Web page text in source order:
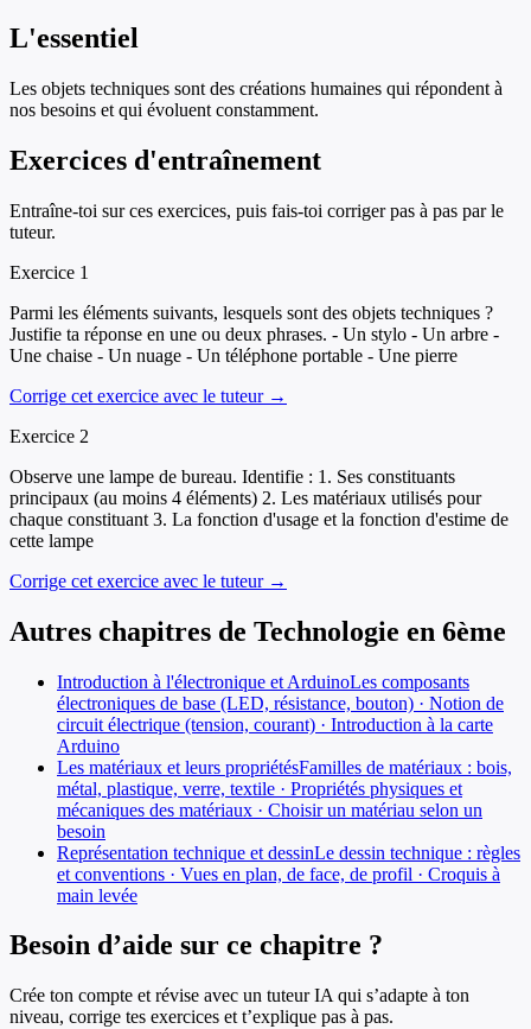
L'essentiel
Les objets techniques sont des créations humaines qui répondent à
nos besoins et qui évoluent constamment.
Exercices d'entraînement
Entraîne-toi sur ces exercices, puis fais-toi corriger pas à pas par le
tuteur.
Exercice 1
Parmi les éléments suivants, lesquels sont des objets techniques ?
Justifie ta réponse en une ou deux phrases. - Un stylo - Un arbre -
Une chaise - Un nuage - Un téléphone portable - Une pierre
Corrige cet exercice avec le tuteur →
Exercice 2
Observe une lampe de bureau. Identifie : 1. Ses constituants
principaux (au moins 4 éléments) 2. Les matériaux utilisés pour
chaque constituant 3. La fonction d'usage et la fonction d'estime de
cette lampe
Corrige cet exercice avec le tuteur →
Autres chapitres de Technologie en 6ème
Introduction à l'électronique et ArduinoLes composants
électroniques de base (LED, résistance, bouton) · Notion de
circuit électrique (tension, courant) · Introduction à la carte
Arduino
Les matériaux et leurs propriétésFamilles de matériaux : bois,
métal, plastique, verre, textile · Propriétés physiques et
mécaniques des matériaux · Choisir un matériau selon un
besoin
Représentation technique et dessinLe dessin technique : règles
et conventions · Vues en plan, de face, de profil · Croquis à
main levée
Besoin d’aide sur ce chapitre ?
Crée ton compte et révise avec un tuteur IA qui s’adapte à ton
niveau, corrige tes exercices et t’explique pas à pas.